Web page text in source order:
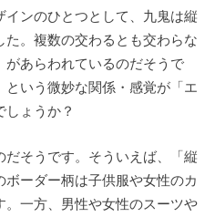
ンのひとつとして、九鬼は縦
。複数の交わるとも交わらな
あらわれているのだそうで
いう微妙な関係・感覚が「エ
しょうか？
そうです。そういえば、「縦
ーダー柄は子供服や女性のカ
。一方、男性や女性のスーツや